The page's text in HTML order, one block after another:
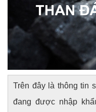
Trên đây là thông tin
đang được nhập